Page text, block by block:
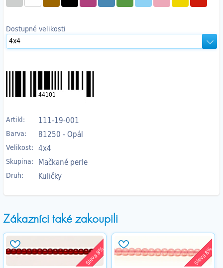
Dostupné velikosti
44101
Artikl: 111-19-001
Barva: 81250 - Opál
Velikost: 4x4
Skupina: Mačkané perle
Druh: Kuličky
Zákazníci také zakoupili
Sleva 8% Sleva 8%